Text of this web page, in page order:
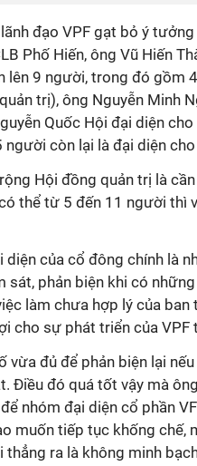
đạo VPF gạt bỏ ý
Phố Hiến, ông Vũ Hiến
lên 9 người, trong đó gồm
trị), ông Nguyễn Minh
Quốc Hội đại diện
người còn lại là đại diện
Hội đồng quản trị là
thể từ 5 đến 11 người thì
diện của cổ đông chính là
sát, phản biện khi có
làm chưa hợp lý của
cho sự phát triển của VPF
vừa đủ để phản biện lại
Điều đó quá tốt vậy mà
nhóm đại diện cổ phần
muốn tiếp tục khống chế,
ra là không minh